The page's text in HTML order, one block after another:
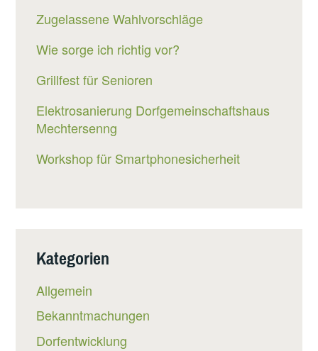
Zugelassene Wahlvorschläge
Wie sorge ich richtig vor?
Grillfest für Senioren
Elektrosanierung Dorfgemeinschaftshaus
Mechtersenng
Workshop für Smartphonesicherheit
Kategorien
Allgemein
Bekanntmachungen
Dorfentwicklung